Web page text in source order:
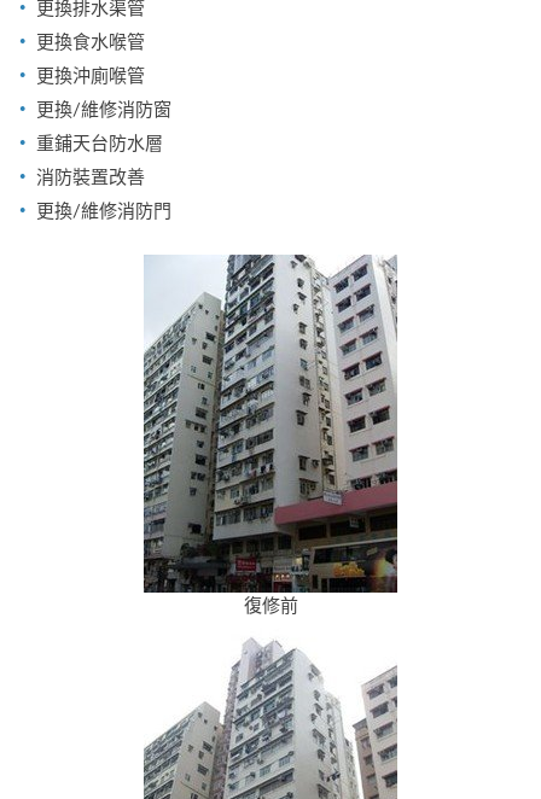
更換排水渠管
更換食水喉管
更換沖廁喉管
更換/維修消防窗
重鋪天台防水層
消防裝置改善
更換/維修消防門
復修前